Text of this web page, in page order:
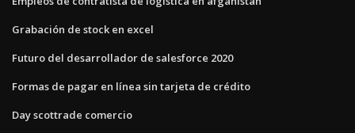
Grabación de stock en excel
Futuro del desarrollador de salesforce 2020
Formas de pagar en línea sin tarjeta de crédito
Day scottrade comercio